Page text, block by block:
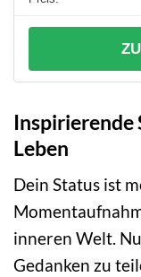
Inspirierende
Leben
Dein Status ist
inneren Welt.
Gedanken zu